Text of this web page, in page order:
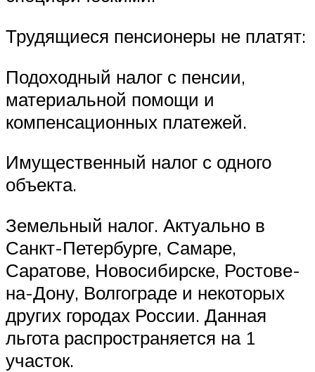
Трудящиеся пенсионеры не платят:
Подоходный налог с пенсии,
материальной помощи и
компенсационных платежей.
Имущественный налог с одного
объекта.
Земельный налог. Актуально в
Санкт-Петербурге, Самаре,
Саратове, Новосибирске, Ростове-
на-Дону, Волгограде и некоторых
других городах России. Данная
льгота распространяется на 1
участок.